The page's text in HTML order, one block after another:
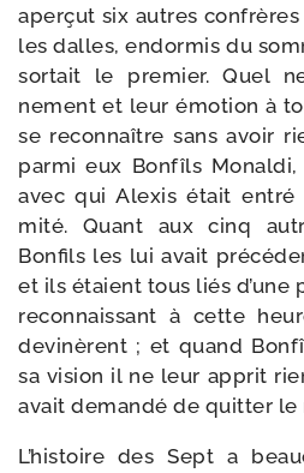
aper­çut six autres
les dalles, endor­mis du
sor­tait le pre­mier. Quel
nement et leur émo­tion à
se recon­naître sans avoir
par­mi eux Bonfîls
avec qui Alexis était
mité. Quant aux cinq
Bonfils les lui avait
et ils étaient tous liés d’une
recon­nais­sant à cette
devi­nèrent ; et quand
sa vision il ne leur apprit
avait deman­dé de quit­ter le
L’histoire des Sept a